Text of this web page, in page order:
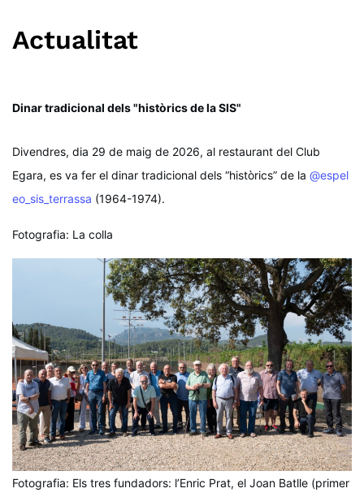
Actualitat
Dinar tradicional dels "històrics de la SIS"
Divendres, dia 29 de maig de 2026, al restaurant del Club
Egara, es va fer el dinar tradicional dels “històrics” de la @espel
eo_sis_terrassa (1964-1974).
Fotografia: La colla
Fotografia: Els tres fundadors: l’Enric Prat, el Joan Batlle (primer